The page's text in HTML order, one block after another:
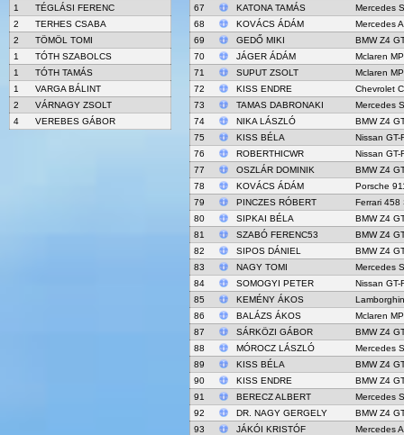
1
TÉGLÁSI FERENC
2
TERHES CSABA
2
TÖMÖL TOMI
1
TÓTH SZABOLCS
1
TÓTH TAMÁS
1
VARGA BÁLINT
2
VÁRNAGY ZSOLT
4
VEREBES GÁBOR
67
KATONA TAMÁS
Mercedes
68
KOVÁCS ÁDÁM
Mercedes
69
GEDŐ MIKI
BMW Z4
70
JÁGER ÁDÁM
Mclaren
71
SUPUT ZSOLT
Mclaren
72
KISS ENDRE
Chevrolet
73
TAMAS DABRONAKI
Mercedes
74
NIKA LÁSZLÓ
BMW Z4
75
KISS BÉLA
Nissan GT-
76
ROBERTHICWR
Nissan GT-
77
OSZLÁR DOMINIK
BMW Z4
78
KOVÁCS ÁDÁM
Porsche
79
PINCZES RÓBERT
Ferrari 458
80
SIPKAI BÉLA
BMW Z4
81
SZABÓ FERENC53
BMW Z4
82
SIPOS DÁNIEL
BMW Z4
83
NAGY TOMI
Mercedes
84
SOMOGYI PETER
Nissan GT-
85
KEMÉNY ÁKOS
86
BALÁZS ÁKOS
Mclaren
87
SÁRKÖZI GÁBOR
BMW Z4
88
MÓROCZ LÁSZLÓ
Mercedes
89
KISS BÉLA
BMW Z4
90
KISS ENDRE
BMW Z4
91
BERECZ ALBERT
Mercedes
92
DR. NAGY GERGELY
BMW Z4
93
JÁKÓI KRISTÓF
Mercedes